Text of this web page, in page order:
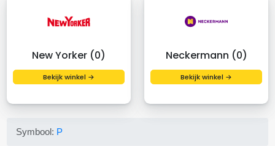
New Yorker (0)
Bekijk winkel →
Neckermann (0)
Bekijk winkel →
Symbool: P